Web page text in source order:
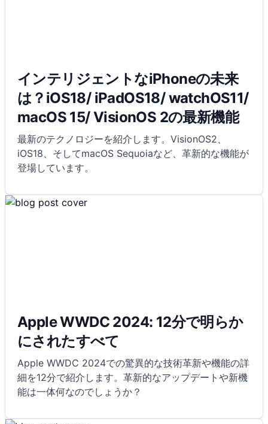
インテリジェントなiPhoneの未来
は？iOS18/ iPadOS18/ watchOS11/
macOS 15/ VisionOS 2の最新機能
最新のテクノロジーを紹介します。VisionOS2、
iOS18、そしてmacOS Sequoiaなど、革新的な機能が
登場しています。
Apple WWDC 2024: 12分で明らか
にされたすべて
Apple WWDC 2024での驚異的な技術革新や機能の詳
細を12分で紹介します。革新的なアップデートや新機
能は一体何なのでしょうか？